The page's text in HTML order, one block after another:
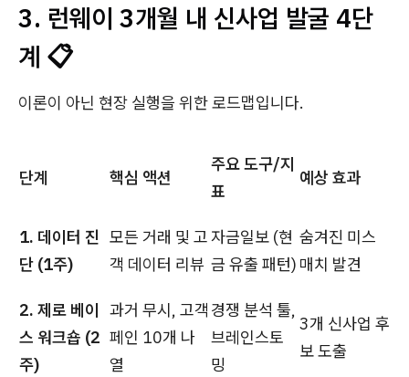
3. 런웨이 3개월 내 신사업 발굴 4단
계 📋
이론이 아닌 현장 실행을 위한 로드맵입니다.
단계 핵심 액션
주요 도구/지
표
예상 효과
1. 데이터 진
단 (1주)
모든 거래 및 고
객 데이터 리뷰
자금일보 (현
금 유출 패턴)
숨겨진 미스
매치 발견
2. 제로 베이
스 워크숍 (2
주)
과거 무시, 고객
페인 10개 나
열
경쟁 분석 툴,
브레인스토
밍
3개 신사업 후
보 도출